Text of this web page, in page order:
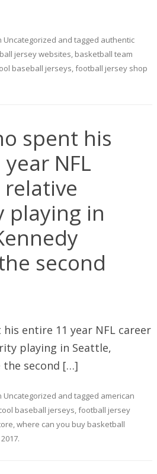
Uncategorized and tagged authentic
jersey websites, basketball team
baseball jerseys,football jersey shop
spent his
NFL
playing in
second
entire 11 year NFL career
playing in Seattle,
the second […]
Uncategorized and tagged american
baseball jerseys,football jersey
,where can you buy basketball
.